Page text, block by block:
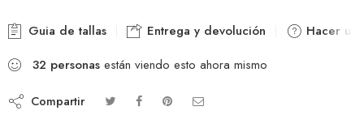
Guia de tallas Entrega y devolución
Hacer
32 personas están viendo esto ahora mismo
Compartir